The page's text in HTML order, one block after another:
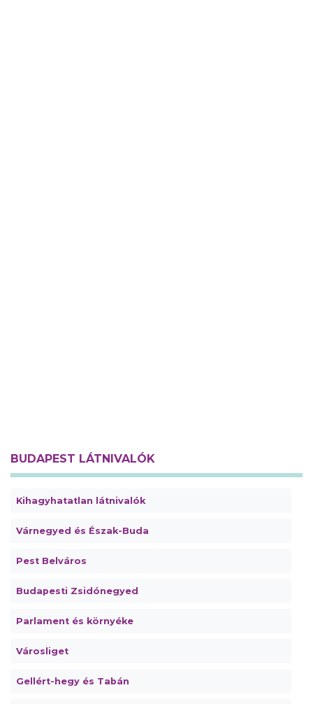
BUDAPEST LÁTNIVALÓK
Kihagyhatatlan látnivalók
Várnegyed és Észak-Buda
Pest Belváros
Budapesti Zsidónegyed
Parlament és környéke
Városliget
Gellért-hegy és Tabán